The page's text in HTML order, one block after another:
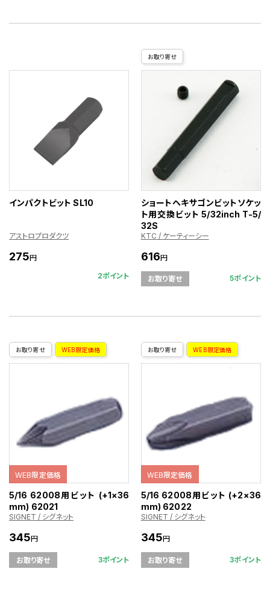
インパクトビット SL10
アストロプロダクツ
275円
2ポイント
お取り寄せ
ショートヘキサゴンビットソケッ
ト用交換ビット 5/32inch T-5/
32S
KTC / ケーティーシー
616円
お取り寄せ 5ポイント
お取り寄せ WEB限定価格
WEB限定価格
5/16 62008用ビット (+1×36
mm) 62021
SIGNET / シグネット
345円
お取り寄せ 3ポイント
お取り寄せ WEB限定価格
WEB限定価格
5/16 62008用ビット (+2×36
mm) 62022
SIGNET / シグネット
345円
お取り寄せ 3ポイント